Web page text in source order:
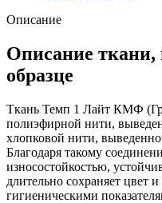
Описание
Описание ткани,
образце
Ткань Темп 1 Лайт КМФ
полиэфирной нити,
хлопковой нити,
Благодаря такому
износостойкостью,
длительно сохраняет цвет
гигиеническими